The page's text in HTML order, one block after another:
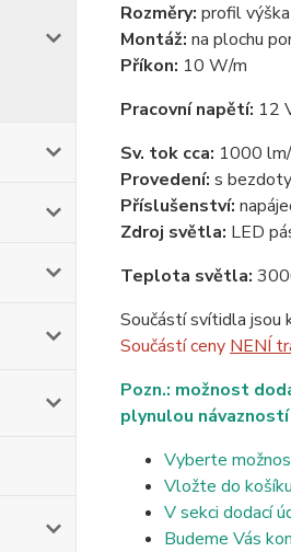
Rozměry: profil
Montáž: na plochu
Příkon: 10 W/m
Pracovní napětí: 12
Sv. tok cca: 1000
Provedení: s
Příslušenství:
Zdroj světla: LED
Teplota světla:
Součástí svítidla jsou
Součástí ceny NENÍ
Pozn.: možnost
plynulou
Vyberte
Vložte do košíku
V sekci dodací
Budeme Vás